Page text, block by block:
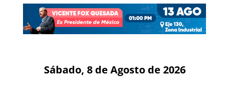
Sábado, 8 de Agosto de 2026